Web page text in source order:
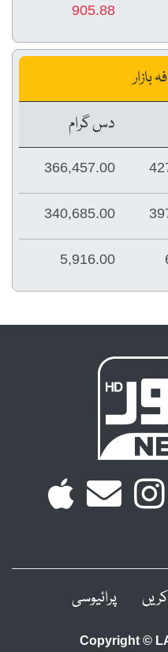
905.88
بازار
دس گرام
366,457.00
340,685.00
5,916.00
پرائیوسی
Copyright ©